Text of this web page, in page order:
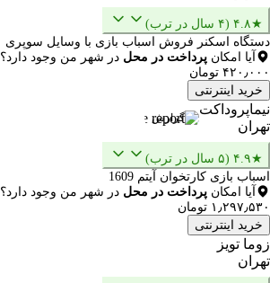
★۴.۸ (۴ سال در ترب)
دستگاه اسکنر فروش اسباب بازی با وسایل سوپری
آیا امکان پرداخت در محل در شهر من وجود دارد؟
۴۲۰٫۰۰۰ تومان
خرید اینترنتی
نیماپروداکت
تهران
گزارش
★۴.۹ (۵ سال در ترب)
اسباب بازی کارتخوان آیتم 1609
آیا امکان پرداخت در محل در شهر من وجود دارد؟
۱٫۲۹۷٫۵۳۰ تومان
خرید اینترنتی
زوما تویز
تهران